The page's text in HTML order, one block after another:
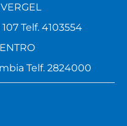
Telf. 4103554
Telf. 2824000